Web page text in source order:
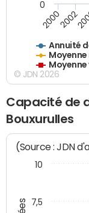
Annuité
20002002
0
© JDN 2026
Capacité de
Bouxurulles
(Source : JDN
10
7,5